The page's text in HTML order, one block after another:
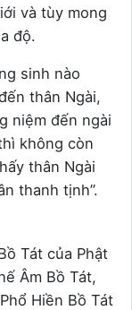
và tùy mong
độ.
sinh nào
thân Ngài,
niệm đến ngài
không còn
thân Ngài
thanh tịnh”.
Tát của Phật
Âm Bồ Tát,
Hiền Bồ Tát